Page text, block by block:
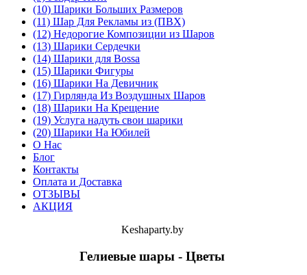
(10) Шарики Больших Размеров
(11) Шар Для Рекламы из (ПВХ)
(12) Недорогие Композиции из Шаров
(13) Шарики Сердечки
(14) Шарики для Воssa
(15) Шарики Фигуры
(16) Шарики На Девичник
(17) Гирлянда Из Воздушных Шаров
(18) Шарики На Крещение
(19) Услуга надуть свои шарики
(20) Шарики На Юбилей
О Нас
Блог
Контакты
Оплата и Доставка
ОТЗЫВЫ
АКЦИЯ
Keshaparty.by
Гелиевые шары - Цветы